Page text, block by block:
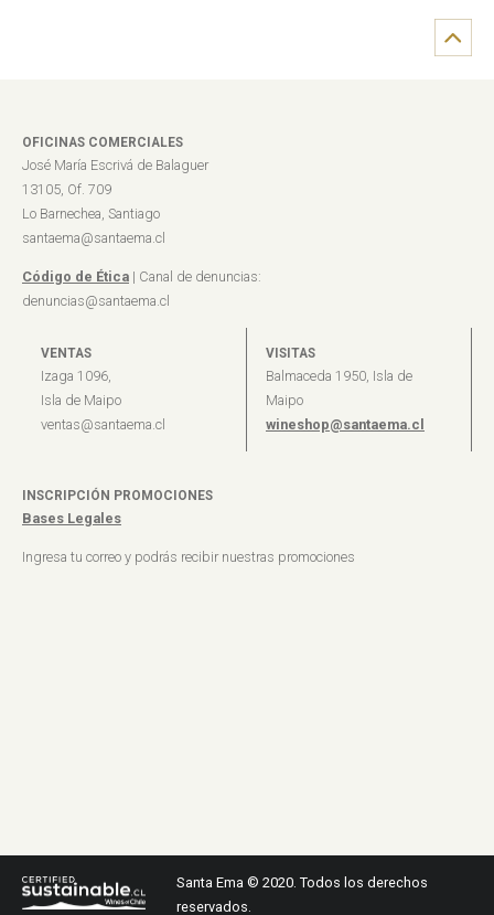
OFICINAS COMERCIALES
José María Escrivá de Balaguer
13105, Of. 709
Lo Barnechea, Santiago
santaema@santaema.cl
Código de Ética | Canal de denuncias:
denuncias@santaema.cl
VENTAS
Izaga 1096,
Isla de Maipo
ventas@santaema.cl
VISITAS
Balmaceda 1950, Isla de
Maipo
wineshop@santaema.cl
INSCRIPCIÓN PROMOCIONES
Bases Legales
Ingresa tu correo y podrás recibir nuestras promociones
Santa Ema © 2020. Todos los derechos
reservados.